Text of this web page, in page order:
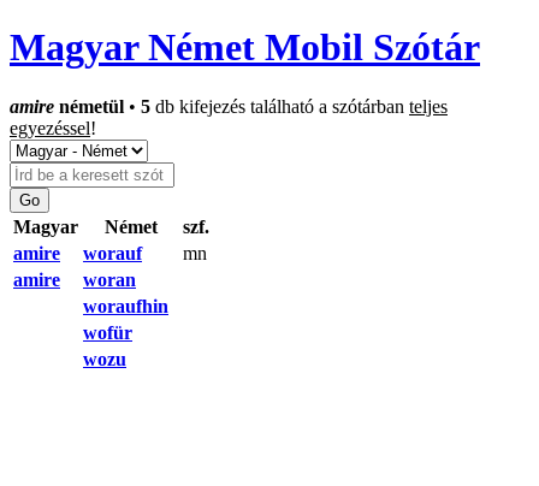
Magyar Német Mobil Szótár
amire németül • 5 db kifejezés található a szótárban teljes
egyezéssel!
Magyar Német
szf.
amire
worauf
mn
amire
woran
woraufhin
wofür
wozu